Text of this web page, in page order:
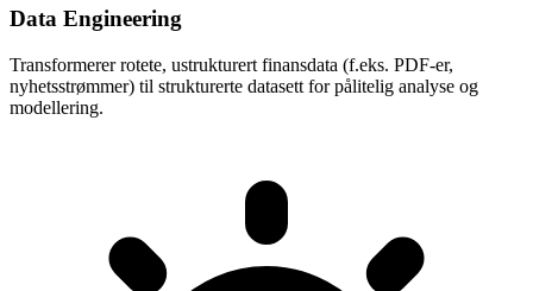
Data Engineering
Transformerer rotete, ustrukturert finansdata (f.eks. PDF-er,
nyhetsstrømmer) til strukturerte datasett for pålitelig analyse og
modellering.